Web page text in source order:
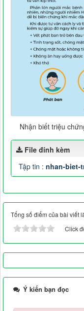
Nhận biết triệu
File đính kèm
Tập tin : nhan-biet-
Tổng số điểm của bài viết
Click
Ý kiến bạn đọc